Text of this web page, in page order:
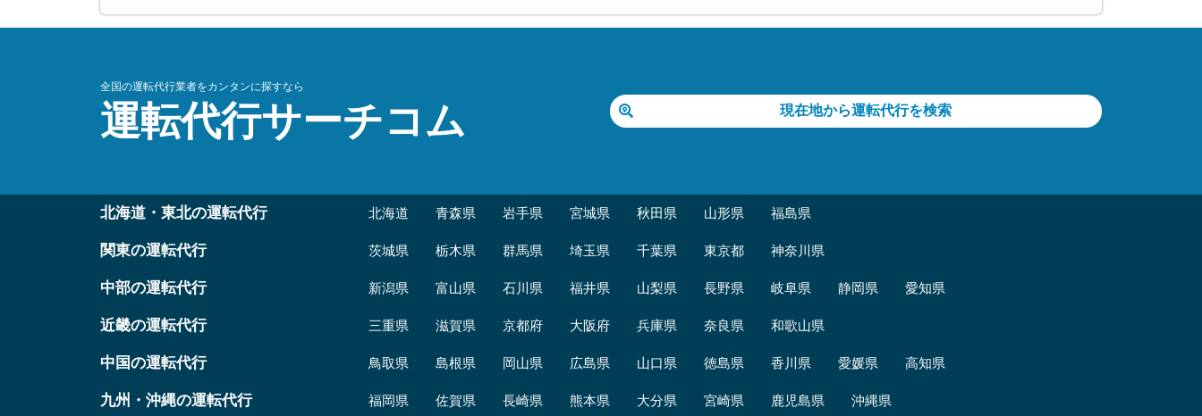
全国の運転代行業者をカンタンに探すなら
運転代行サーチコム 現在地から運転代行を検索
北海道・東北の運転代行 北海道 青森県 岩手県 宮城県 秋田県 山形県 福島県
関東の運転代行 茨城県 栃木県 群馬県 埼玉県 千葉県 東京都 神奈川県
中部の運転代行 新潟県 富山県 石川県 福井県 山梨県 長野県 岐阜県 静岡県 愛知県
近畿の運転代行 三重県 滋賀県 京都府 大阪府 兵庫県 奈良県 和歌山県
中国の運転代行 鳥取県 島根県 岡山県 広島県 山口県 徳島県 香川県 愛媛県 高知県
九州・沖縄の運転代行 福岡県 佐賀県 長崎県 熊本県 大分県 宮崎県 鹿児島県 沖縄県